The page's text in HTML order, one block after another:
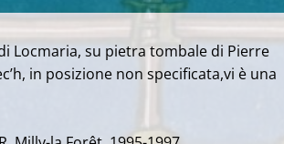
Locmaria, su pietra tombale di Pierre
in posizione non specificata,vi è una